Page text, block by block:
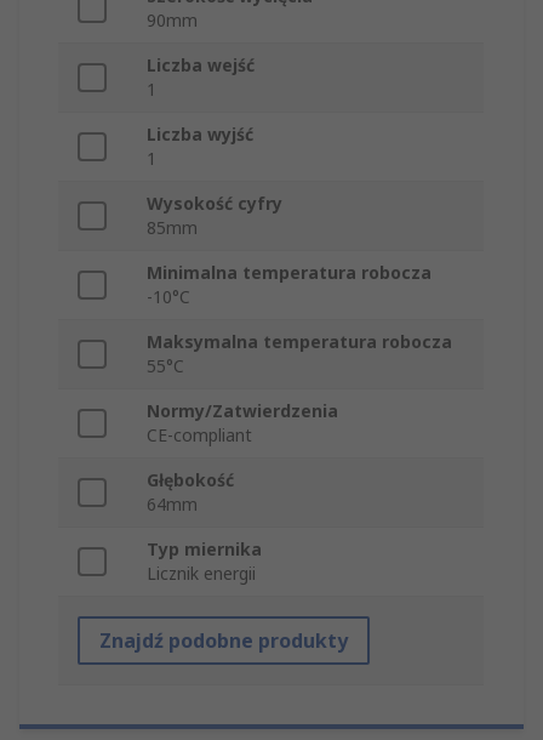
90mm
Liczba wejść
1
Liczba wyjść
1
Wysokość cyfry
85mm
Minimalna temperatura robocza
-10°C
Maksymalna temperatura robocza
55°C
Normy/Zatwierdzenia
CE-compliant
Głębokość
64mm
Typ miernika
Licznik energii
Znajdź podobne produkty